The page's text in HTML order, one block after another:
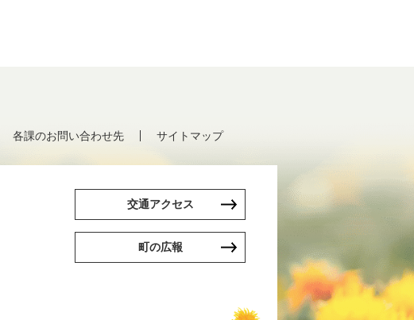
各課のお問い合わせ先 サイトマップ
交通アクセス
町の広報